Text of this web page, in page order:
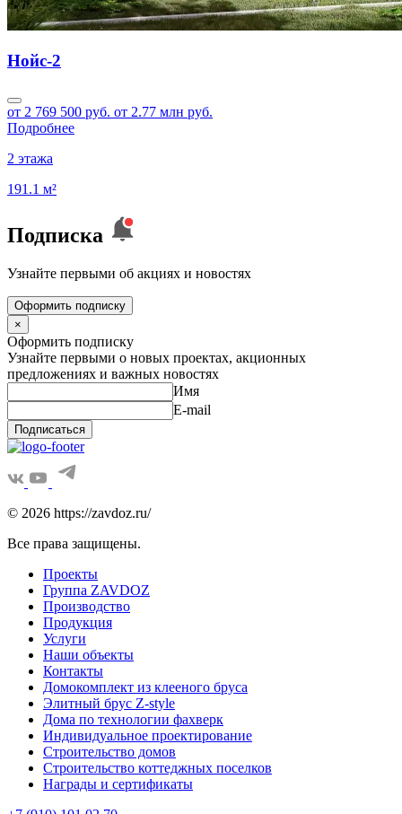
Нойс-2
от 2 769 500 руб. от 2.77 млн руб.
Подробнее
2 этажа
191.1 м²
Подписка
Узнайте первыми об акциях и новостях
Оформить подписку
×
Оформить подписку
Узнайте первыми о новых проектах, акционных
предложениях и важных новостях
Имя
E-mail
Подписаться
© 2026 https://zavdoz.ru/
Все права защищены.
Проекты
Группа ZAVDOZ
Производство
Продукция
Услуги
Наши объекты
Контакты
Домокомплект из клееного бруса
Элитный брус Z-style
Дома по технологии фахверк
Индивидуальное проектирование
Строительство домов
Строительство коттеджных поселков
Награды и сертификаты